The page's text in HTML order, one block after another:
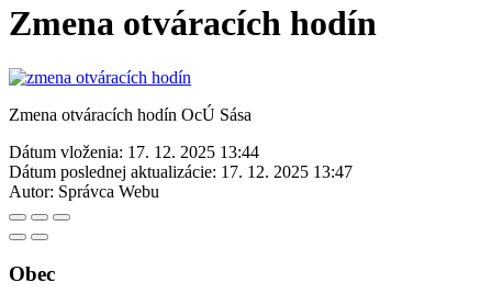
Zmena otváracích hodín
Zmena otváracích hodín OcÚ Sása
Dátum vloženia: 17. 12. 2025 13:44
Dátum poslednej aktualizácie: 17. 12. 2025 13:47
Autor: Správca Webu
Obec